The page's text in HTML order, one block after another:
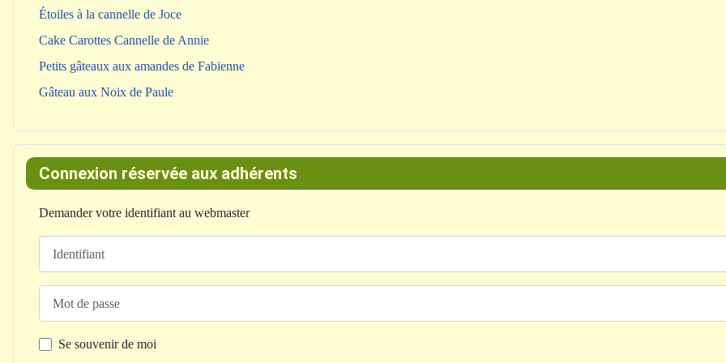
Étoiles à la cannelle de Joce
Cake Carottes Cannelle de Annie
Petits gâteaux aux amandes de Fabienne
Gâteau aux Noix de Paule
Connexion réservée aux adhérents
Demander votre identifiant au webmaster
Se souvenir de moi